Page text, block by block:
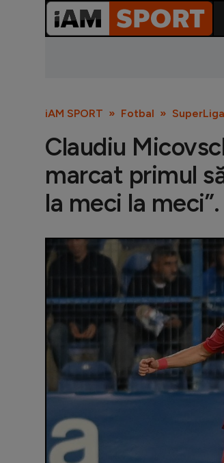
iAM SPORT Fotbal SuperLiga
Claudiu
marcat primul
la meci la